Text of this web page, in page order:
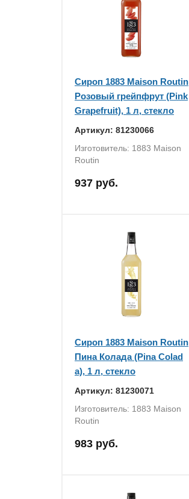
Сироп 1883 Maison Routin
Розовый грейпфрут (Pink
Grapefruit), 1 л, стекло
Артикул: 81230066
Изготовитель: 1883 Maison
Routin
937 руб.
Сироп 1883 Maison Routin
Пина Колада (Pina Colad
a), 1 л, стекло
Артикул: 81230071
Изготовитель: 1883 Maison
Routin
983 руб.